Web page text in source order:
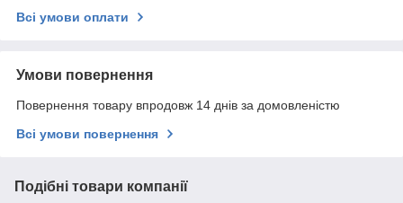
Всі умови оплати
Умови повернення
Повернення товару впродовж 14 днів за домовленістю
Всі умови повернення
Подібні товари компанії